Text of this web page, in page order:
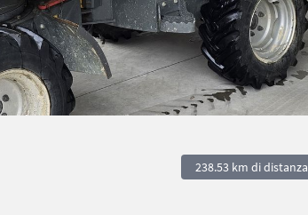
238.53 km di distanza